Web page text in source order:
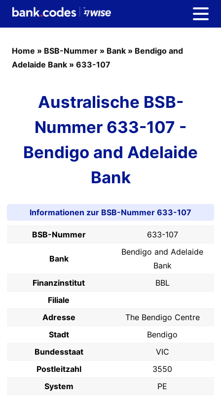
Home » BSB-Nummer » Bank » Bendigo and
Adelaide Bank » 633-107
Australische BSB-
Nummer 633-107 -
Bendigo and Adelaide
Bank
Informationen zur BSB-Nummer 633-107
BSB-Nummer 633-107
Bank
Bendigo and Adelaide
Bank
Finanzinstitut
BBL
Filiale
Adresse
The Bendigo Centre
Stadt
Bendigo
Bundesstaat
VIC
Postleitzahl
3550
System
PE